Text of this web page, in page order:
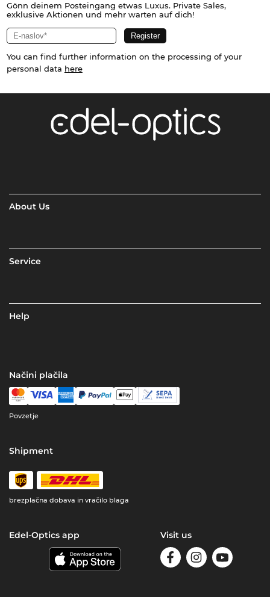
Gönn deinem Posteingang etwas Luxus. Private Sales,
exklusive Aktionen und mehr warten auf dich!
You can find further information on the processing of your
personal data here
About Us
Service
Help
Načini plačila
Povzetje
Shipment
brezplačna dobava in vračilo blaga
Edel-Optics app Visit us